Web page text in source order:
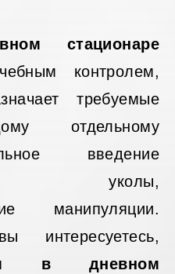
стационаре
контролем,
требуемые
отдельному
введение
уколы,
манипуляции.
интересуетесь,
в дневном